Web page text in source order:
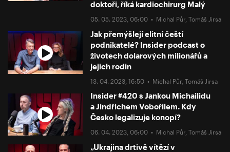
doktoři, říká kardiochirurg Malý
05. 05. 2023, 06:00 • Michal Půr ,Tomáš Jirsa
Jak přemýšlejí elitní čeští
podnikatelé? Insider podcast o
životech dolarových milionářů a
jejich rodin
13. 04. 2023, 16:50 • Michal Půr ,Tomáš Jirsa
Insider #420 s Jankou Michailidu
a Jindřichem Vobořilem. Kdy
Česko legalizuje konopí?
06. 04. 2023, 06:00 • Michal Půr ,Tomáš Jirsa
„Ukrajina drtivě vítězí v